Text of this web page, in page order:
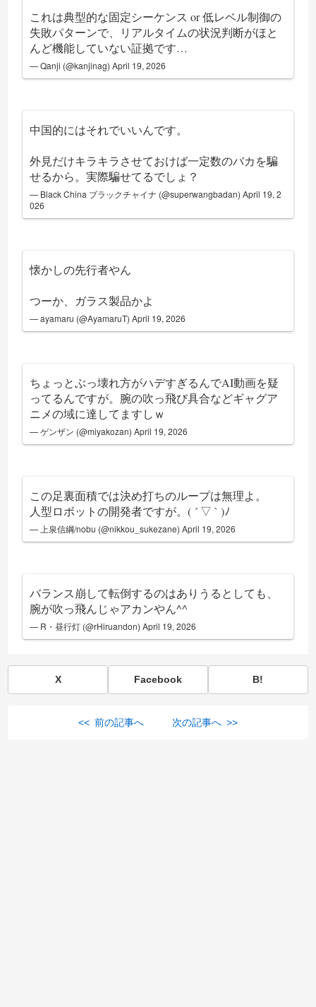
これは典型的な固定シーケンス or 低レベル制御の
失敗パターンで、リアルタイムの状況判断がほと
んど機能していない証拠です…
— Qanji (@kanjinag)April 19, 2026
中国的にはそれでいいんです。
外見だけキラキラさせておけば一定数のバカを騙
せるから。実際騙せてるでしょ？
— Black China ブラックチャイナ (@superwangbadan)April 19, 2
026
懐かしの先行者やん
つーか、ガラス製品かよ
— ayamaru (@AyamaruT)April 19, 2026
ちょっとぶっ壊れ方がハデすぎるんでAI動画を疑
ってるんですが。腕の吹っ飛び具合などギャグア
ニメの域に達してますしｗ
— ゲンザン (@miyakozan)April 19, 2026
この足裏面積では決め打ちのループは無理よ。
人型ロボットの開発者ですが。( ´ ▽ ` )ﾉ
— 上泉信綱/nobu (@nikkou_sukezane)April 19, 2026
バランス崩して転倒するのはありうるとしても、
腕が吹っ飛んじゃアカンやん^^
— R・昼行灯 (@rHiruandon)April 19, 2026
X Facebook B!
<< 前の記事へ 次の記事へ >>